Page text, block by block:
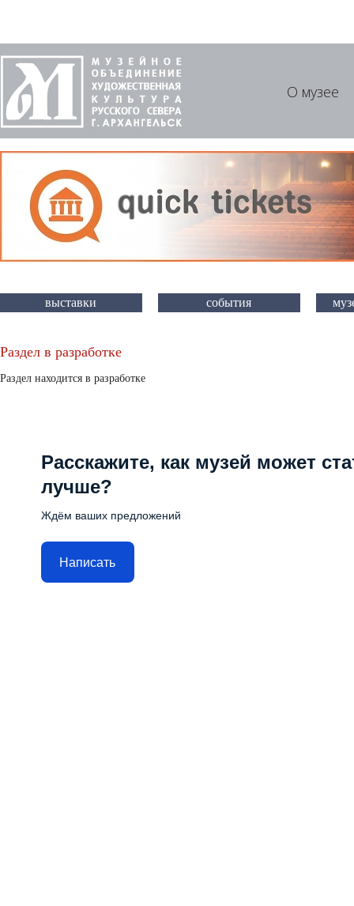
О музее
выставки события
Раздел в разработке
Раздел находится в разработке
Расскажите, как музей может
лучше?
Ждём ваших предложений
Написать